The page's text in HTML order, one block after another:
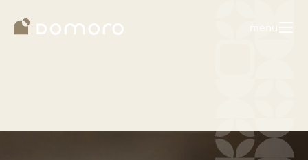
Plan een gesprek.
menu